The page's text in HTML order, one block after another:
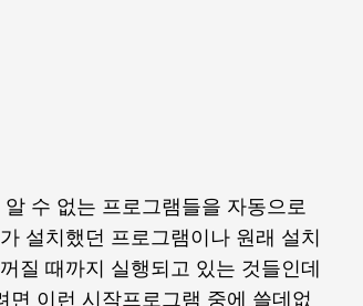
수 없는 프로그램들을 자동으로
설치했던 프로그램이나 원래 설치
질 때까지 실행되고 있는 것들인데
이런 시작프로그램 중에 쓸데없